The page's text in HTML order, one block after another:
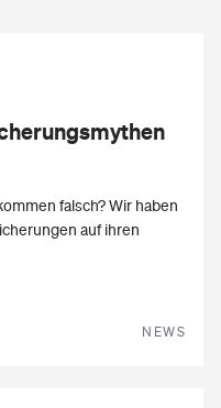
falsch? Wir haben
auf ihren
NEWS